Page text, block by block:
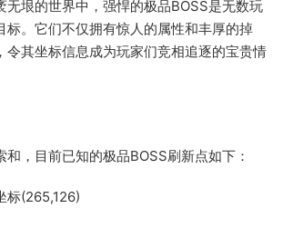
无垠的世界中，强悍的极品BOSS是无数玩
标。它们不仅拥有惊人的属性和丰厚的掉
令其坐标信息成为玩家们竞相追逐的宝贵情
，目前已知的极品BOSS刷新点如下：
标(265,126)